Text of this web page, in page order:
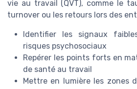
vie au travail (QVT), comme le
turnover ou les retours lors des
Identifier les signaux
risques psychosociaux
Repérer les points forts en
de santé au travail
Mettre en lumière les zones